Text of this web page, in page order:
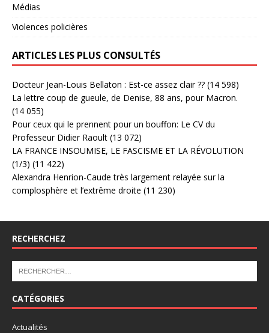
Médias
Violences policières
ARTICLES LES PLUS CONSULTÉS
Docteur Jean-Louis Bellaton : Est-ce assez clair ?? (14 598)
La lettre coup de gueule, de Denise, 88 ans, pour Macron.
(14 055)
Pour ceux qui le prennent pour un bouffon: Le CV du
Professeur Didier Raoult (13 072)
LA FRANCE INSOUMISE, LE FASCISME ET LA RÉVOLUTION
(1/3) (11 422)
Alexandra Henrion-Caude très largement relayée sur la
complosphère et l’extrême droite (11 230)
RECHERCHEZ
CATÉGORIES
Actualités